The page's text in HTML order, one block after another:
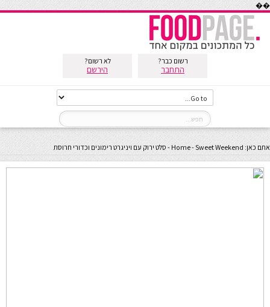
��
רשום כבר?
התחבר
לא רשום?
הירשם
אתם כאן: Home-Sweet Weekend
- סלט ירוק עם ויניגרט רימונים וכדורי חרוסת